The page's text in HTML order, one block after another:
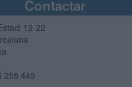
Contactar
12-22
255 445